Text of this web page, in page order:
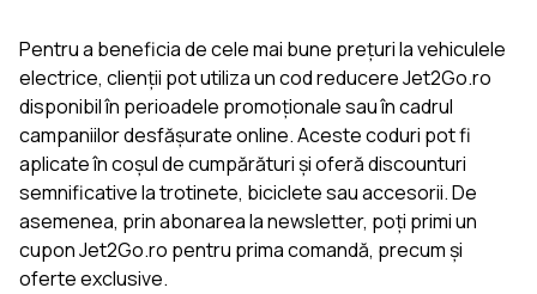
Pentru a beneficia de cele mai bune prețuri la vehiculele
electrice, clienții pot utiliza un cod reducere Jet2Go.ro
disponibil în perioadele promoționale sau în cadrul
campaniilor desfășurate online. Aceste coduri pot fi
aplicate în coșul de cumpărături și oferă discounturi
semnificative la trotinete, biciclete sau accesorii. De
asemenea, prin abonarea la newsletter, poți primi un
cupon Jet2Go.ro pentru prima comandă, precum și
oferte exclusive.